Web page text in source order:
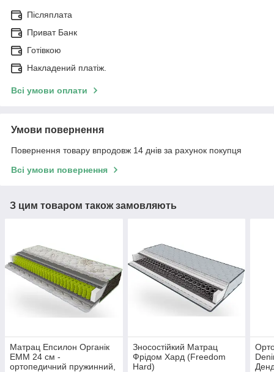
Післяплата
Приват Банк
Готівкою
Накладений платіж.
Всі умови оплати
Умови повернення
Повернення товару впродовж 14 днів за рахунок покупця
Всі умови повернення
З цим товаром також замовляють
Матрац Епсилон Органік
EMM 24 см -
ортопедичний пружинний,
Зносостійкий Матрац
Фрідом Хард (Freedom
Hard)